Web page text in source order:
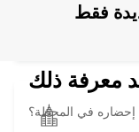
SYDNEY
فقط
معرفة ذلك
إحضاره في المحطة؟